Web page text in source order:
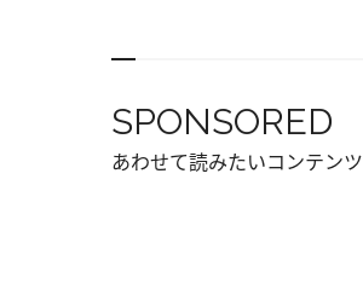
SPONSORED
あわせて読みたいコンテンツ